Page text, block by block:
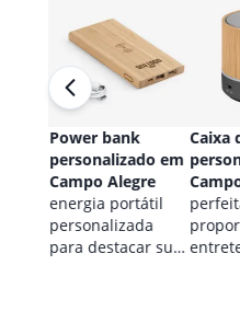
Power bank
personalizado em
Campo Alegre
energia portátil
personalizada
para destacar sua
Caixa